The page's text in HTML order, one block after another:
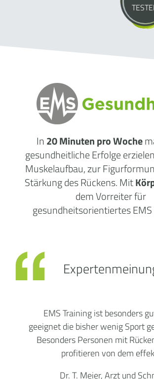
In20 Minuten pro Woche
gesundheitliche Erfolge
Muskelaufbau, zur
Stärkung des Rückens. Mit
dem Vorreiter für
gesundheitsorientiertes EMS
EMS Training ist besonders
geeignet die bisher wenig Sport
Besonders Personen mit
profitieren von dem
Dr. T. Meier, Arzt und